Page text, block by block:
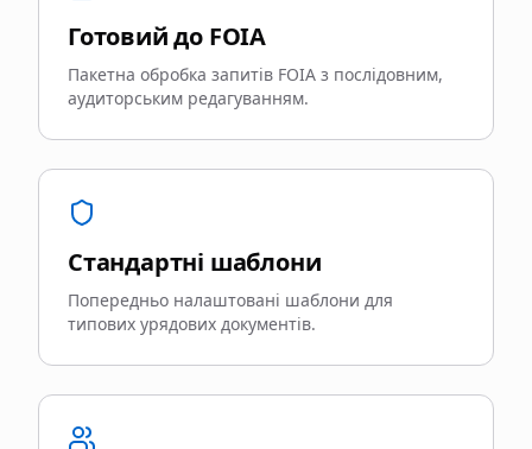
Готовий до FOIA
Пакетна обробка запитів FOIA з послідовним,
аудиторським редагуванням.
Стандартні шаблони
Попередньо налаштовані шаблони для
типових урядових документів.